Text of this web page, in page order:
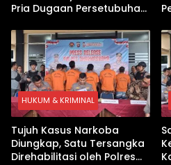
Pria Dugaan Persetubuhan
HUKUM & KRIMINAL
Tujuh Kasus Narkoba
Diungkap, Satu Tersangka
Direhabilitasi oleh Polres